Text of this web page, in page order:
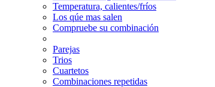
Temperatura, calientes/fríos
Los qúe mas salen
Compruebe su combinación
Parejas
Trios
Cuartetos
Combinaciones repetidas